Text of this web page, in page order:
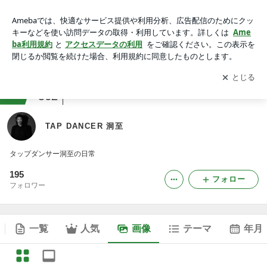
アプリをダウンロードして ブログの更新通知
を受け取りまし
ょう。
開く
562
TAP DANCER 洞至
タップダンサー洞至の日常
195
フォロワー
フォロー
一覧 人気 画像 テーマ 年月